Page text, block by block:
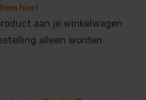
hier!
aan je winkelwagen
alleen worden